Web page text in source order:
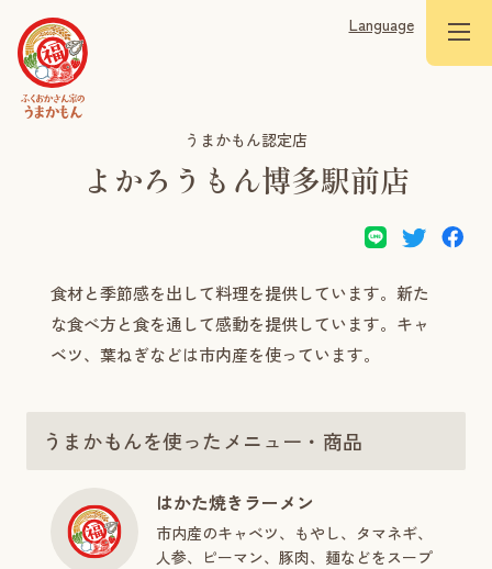
Language
うまかもん認定店
よかろうもん博多駅前店
食材と季節感を出して料理を提供しています。新た
な食べ方と食を通して感動を提供しています。キャ
ベツ、葉ねぎなどは市内産を使っています。
うまかもんを使ったメニュー・商品
はかた焼きラーメン
市内産のキャベツ、もやし、タマネギ、
人参、ピーマン、豚肉、麺などをスープ